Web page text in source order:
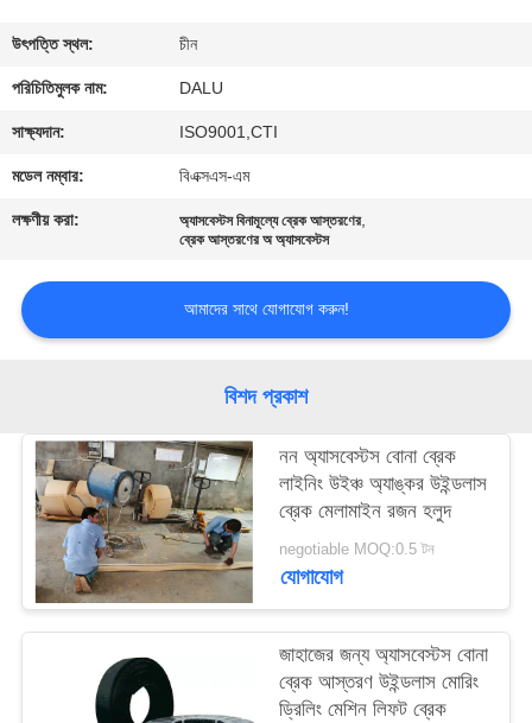
আমাদের
সাথে
যোগাযোগ
করুন
উদ্ধৃতির
জন্য
সাইট
ম্যাপ
PRIVACY
POLICY
উৎপত্তি স্থল: চীন
পরিচিতিমুলক নাম: DALU
সাক্ষ্যদান: ISO9001,CTI
মডেল নম্বার: বিএক্সএস-এম
লক্ষণীয় করা: অ্যাসবেস্টস বিনামূল্যে ব্রেক আস্তরণের,
ব্রেক আস্তরণের অ অ্যাসবেস্টস
আমাদের সাথে যোগাযোগ করুন!
বিশদ প্রকাশ
নন অ্যাসবেস্টস বোনা ব্রেক
লাইনিং উইঞ্চ অ্যাঙ্কর উইন্ডলাস
ব্রেক মেলামাইন রজন হলুদ
negotiable MOQ:0.5 টন
যোগাযোগ
জাহাজের জন্য অ্যাসবেস্টস বোনা
ব্রেক আস্তরণ উইন্ডলাস মোরিং
ড্রিলিং মেশিন লিফট ব্রেক